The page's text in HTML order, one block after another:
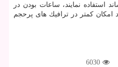
استفاده نمایند، ساعات بودن در
امكان كمتر در ترافیك های پرحجم
6030